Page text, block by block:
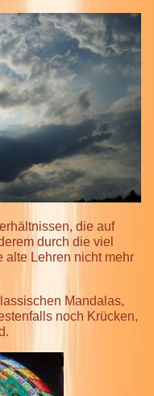
die auf
durch die viel
alte Lehren nicht mehr
Mandalas,
noch Krücken,